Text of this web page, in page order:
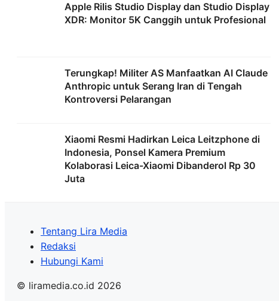
Apple Rilis Studio Display dan Studio Display
XDR: Monitor 5K Canggih untuk Profesional
Terungkap! Militer AS Manfaatkan AI Claude
Anthropic untuk Serang Iran di Tengah
Kontroversi Pelarangan
Xiaomi Resmi Hadirkan Leica Leitzphone di
Indonesia, Ponsel Kamera Premium
Kolaborasi Leica-Xiaomi Dibanderol Rp 30
Juta
Tentang Lira Media
Redaksi
Hubungi Kami
© liramedia.co.id 2026